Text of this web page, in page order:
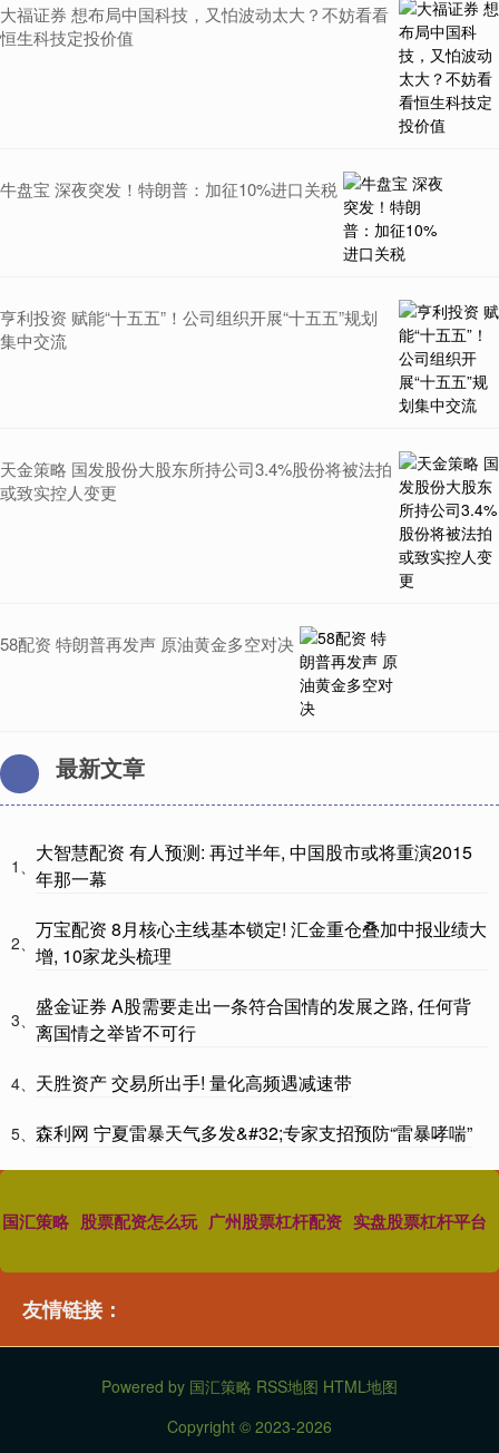
大福证券 想布局中国科技，又怕波动太大？不妨看看
恒生科技定投价值
牛盘宝 深夜突发！特朗普：加征10%进口关税
亨利投资 赋能“十五五”！公司组织开展“十五五”规划
集中交流
天金策略 国发股份大股东所持公司3.4%股份将被法拍
或致实控人变更
58配资 特朗普再发声 原油黄金多空对决
最新文章
1、
大智慧配资 有人预测: 再过半年, 中国股市或将重演2015
年那一幕
2、
万宝配资 8月核心主线基本锁定! 汇金重仓叠加中报业绩大
增, 10家龙头梳理
3、
盛金证券 A股需要走出一条符合国情的发展之路, 任何背
离国情之举皆不可行
4、 天胜资产 交易所出手! 量化高频遇减速带
5、 森利网 宁夏雷暴天气多发&#32;专家支招预防“雷暴哮喘”
国汇策略 股票配资怎么玩 广州股票杠杆配资 实盘股票杠杆平台
友情链接：
Powered by 国汇策略 RSS地图 HTML地图
Copyright © 2023-2026